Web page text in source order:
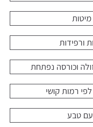
מיטות
ורפידות
וכורסה נפתחת
רמות קושי
טבע